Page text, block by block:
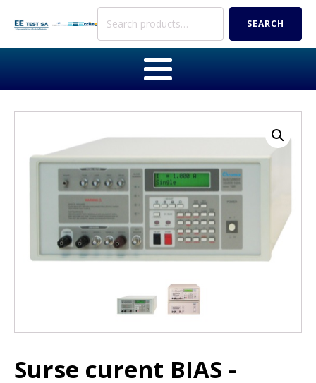
Search
SEARCH
Surse curent BIAS -